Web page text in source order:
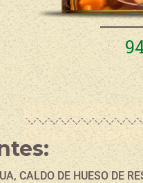
CALDO DE HUESO DE